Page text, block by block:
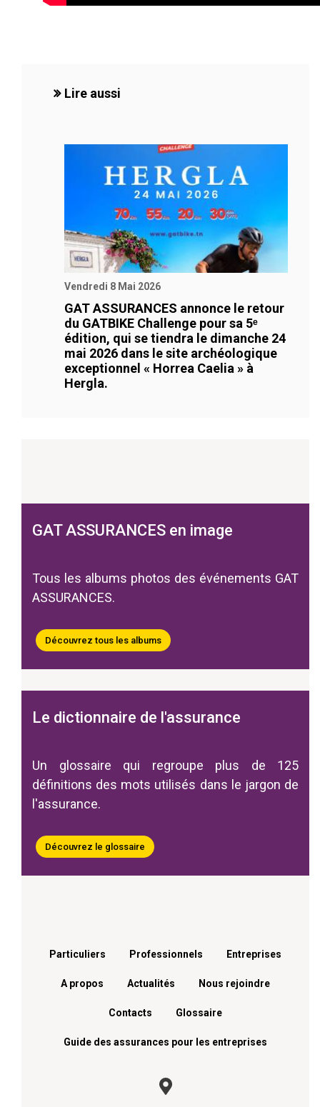
Lire aussi
Vendredi 8 Mai 2026
GAT ASSURANCES annonce le retour
du GATBIKE Challenge pour sa 5ᵉ
édition, qui se tiendra le dimanche 24
mai 2026 dans le site archéologique
exceptionnel « Horrea Caelia » à
Hergla.
GAT ASSURANCES en image
Tous les albums photos des événements GAT
ASSURANCES.
Découvrez tous les albums
Le dictionnaire de l'assurance
Un glossaire qui regroupe plus de 125
définitions des mots utilisés dans le jargon de
l'assurance.
Découvrez le glossaire
Menu footer
Particuliers Professionnels Entreprises
A propos Actualités Nous rejoindre
Contacts Glossaire
Guide des assurances pour les entreprises